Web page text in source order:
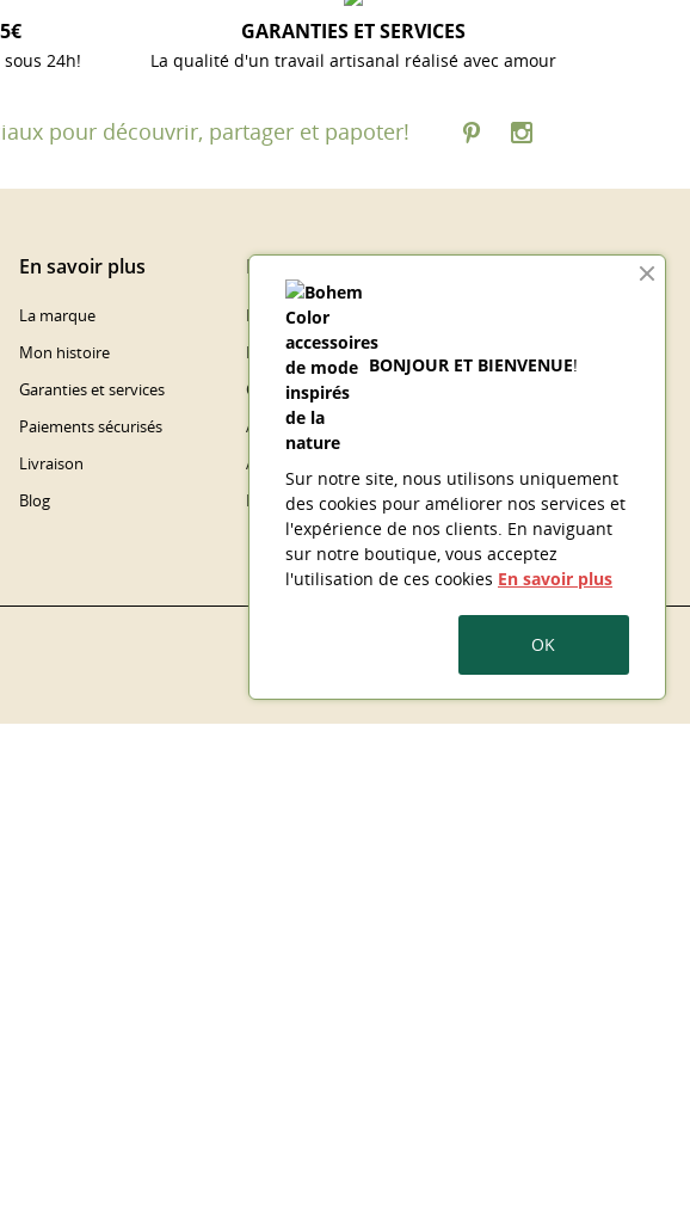
24h!
GARANTIES ET SERVICES
La qualité d'un travail artisanal réalisé avec amour
pour découvrir, partager et papoter!
En savoir plus
La marque
Mon histoire
Garanties et services
Paiements sécurisés
Livraison
Blog
Espace client
Informations personnelles
Retours produit
Commandes
Avoirs
Adresses
Bons de réduction
BONJOUR ET BIENVENUE!
Sur notre site, nous utilisons uniquement
des cookies pour améliorer nos services et
l'expérience de nos clients. En naviguant
sur notre boutique, vous acceptez
l'utilisation de ces cookies En savoir plus
OK